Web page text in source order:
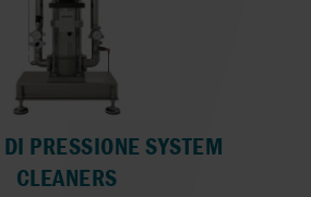
PRESSIONE SYSTEM
CLEANERS